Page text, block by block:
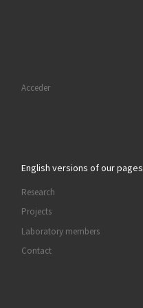
Acceder
English versions of our pages
Research
Projects
Laboratory members
Contact